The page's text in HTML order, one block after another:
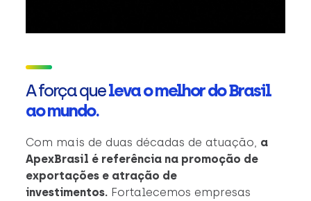
A força queleva o melhor do Brasil
ao mundo.
Com mais de duas décadas de atuação, a
ApexBrasil é referência na promoção de
exportações e atração de
investimentos. Fortalecemos empresas